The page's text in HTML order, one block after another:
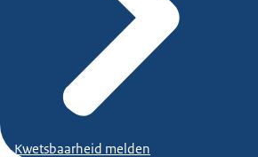
Kwetsbaarheid melden